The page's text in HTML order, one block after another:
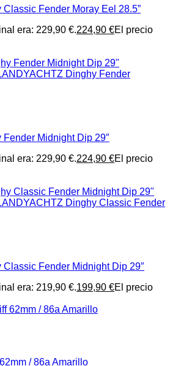
Fender Moray Eel 28.5”
era: 229,90 €.224,90 €El precio
Midnight Dip 29″
era: 229,90 €.224,90 €El precio
Fender Midnight Dip 29″
era: 219,90 €.199,90 €El precio
/ 86a Amarillo